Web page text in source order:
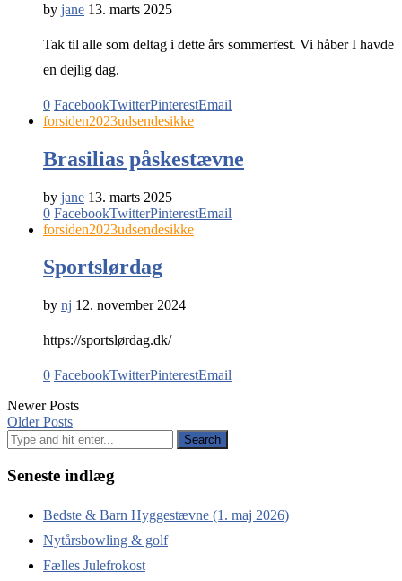
by jane 13. marts 2025
Tak til alle som deltag i dette års sommerfest. Vi håber I havde
en dejlig dag.
0 FacebookTwitterPinterestEmail
forsiden2023udsendesikke
Brasilias påskestævne
by jane 13. marts 2025
0 FacebookTwitterPinterestEmail
forsiden2023udsendesikke
Sportslørdag
by nj 12. november 2024
https://sportslørdag.dk/
0 FacebookTwitterPinterestEmail
Newer Posts
Older Posts
Seneste indlæg
Bedste & Barn Hyggestævne (1. maj 2026)
Nytårsbowling & golf
Fælles Julefrokost